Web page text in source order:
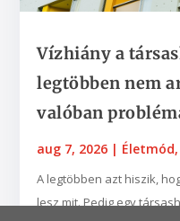
Vízhiány a
legtöbben nem
valóban
aug 7, 2026 | Életmód,
A legtöbben azt hiszik,
lesz mit. Pedig egy